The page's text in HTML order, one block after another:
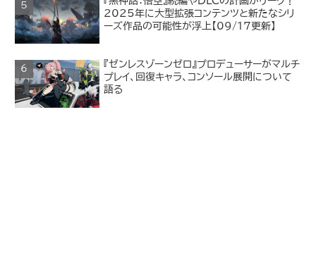
2025年に大型拡張コンテンツと新たなシリ
ーズ作品の可能性が浮上【09/17更新】
『ゼンレスゾーンゼロ』プロデューサーがマルチ
プレイ、回復キャラ、コンソール展開について
語る